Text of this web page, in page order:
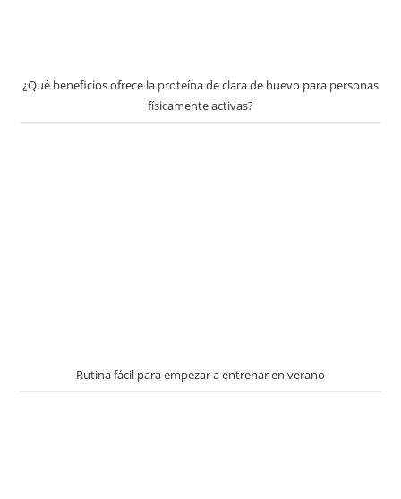
¿Qué beneficios ofrece la proteína de clara de huevo para personas
físicamente activas?
Rutina fácil para empezar a entrenar en verano